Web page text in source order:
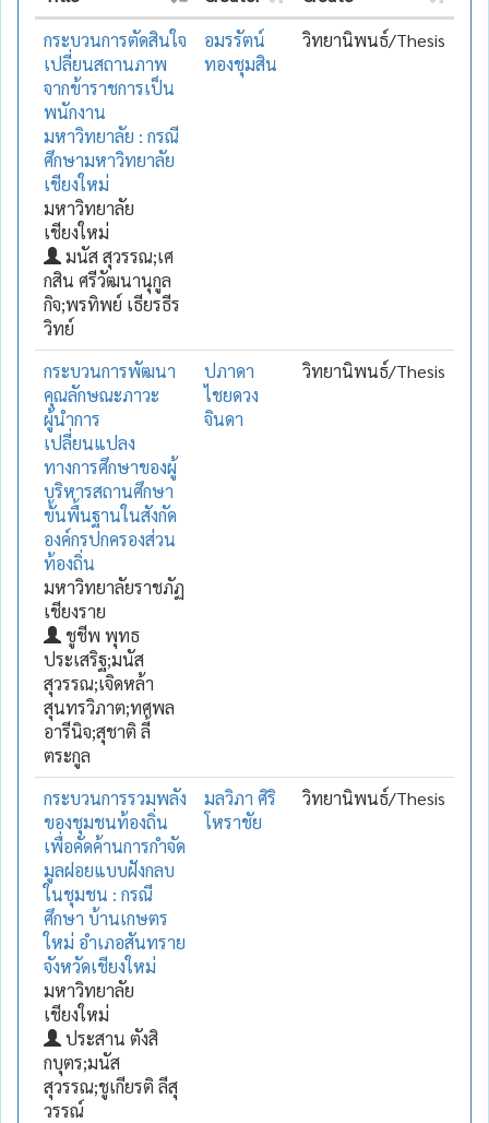
กระบวนการตัดสินใจ
เปลี่ยนสถานภาพ
จากข้าราชการเป็น
พนักงาน
มหาวิทยาลัย : กรณี
ศึกษามหาวิทยาลัย
เชียงใหม่
มหาวิทยาลัย
เชียงใหม่
มนัส สุวรรณ;เศ
กสิน ศรีวัฒนานุกูล
กิจ;พรทิพย์ เธียรธีร
วิทย์
อมรรัตน์
ทองชุมสิน
วิทยานิพนธ์/Thesis
กระบวนการพัฒนา
คุณลักษณะภาวะ
ผู้นำการ
เปลี่ยนแปลง
ทางการศึกษาของผู้
บริหารสถานศึกษา
ขั้นพื้นฐานในสังกัด
องค์กรปกครองส่วน
ท้องถิ่น
มหาวิทยาลัยราชภัฏ
เชียงราย
ชูชีพ พุทธ
ประเสริฐ;มนัส
สุวรรณ;เจิดหล้า
สุนทรวิภาต;ทศพล
อารีนิจ;สุชาติ ลี้
ตระกูล
ปภาดา
ไชยดวง
จินดา
วิทยานิพนธ์/Thesis
กระบวนการรวมพลัง
ของชุมชนท้องถิ่น
เพื่อคัดค้านการกำจัด
มูลฝอยแบบฝังกลบ
ในชุมชน : กรณี
ศึกษา บ้านเกษตร
ใหม่ อำเภอสันทราย
จังหวัดเชียงใหม่
มหาวิทยาลัย
เชียงใหม่
ประสาน ตังสิ
กบุตร;มนัส
สุวรรณ;ชูเกียรติ ลีสุ
วรรณ์
มลวิภา ศิริ
โหราชัย
วิทยานิพนธ์/Thesis